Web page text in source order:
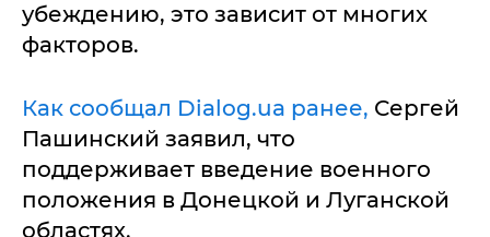
убеждению, это зависит от многих
факторов.
Как сообщал Dialog.ua ранее, Сергей
Пашинский заявил, что
поддерживает введение военного
положения в Донецкой и Луганской
областях.